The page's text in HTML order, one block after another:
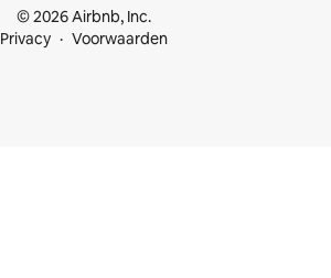
© 2026 Airbnb, Inc.
Privacy
Voorwaarden